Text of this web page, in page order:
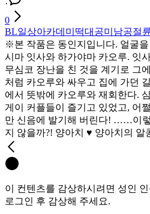
·
0
BL일상아카데미 떡대공미남공절
※본 작품은 동인지입니다. 얼굴
시마 잇사와 하가야마 카오루. 잇
무심코 장난을 친 것을 계기로 그
처럼 카오루와 싸우고 집에 가던
에서 뜻밖에 카오루와 재회한다.
게이 커플들이 즐기고 있었고, 어
만 신음에 발기해 버린다! ……이
지 않을까?! 양아치 ♥ 양아치의 알
이 컨텐츠를 감상하시려면 성인
로그인 후 감상해 주세요.